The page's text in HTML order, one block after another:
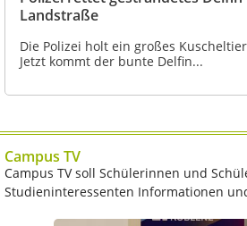
Landstraße
Die Polizei holt ein großes
Jetzt kommt der bunte Delfin...
Campus TV
Campus TV soll Schülerinnen und
Studieninteressenten Informationen